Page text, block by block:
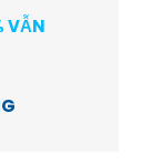
VẪN